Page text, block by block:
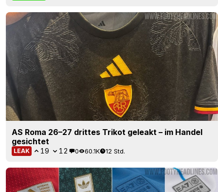
AS Roma 26–27 drittes Trikot geleakt – im Handel
gesichtet
LEAK 19 12 0 60.1K 12 Std.